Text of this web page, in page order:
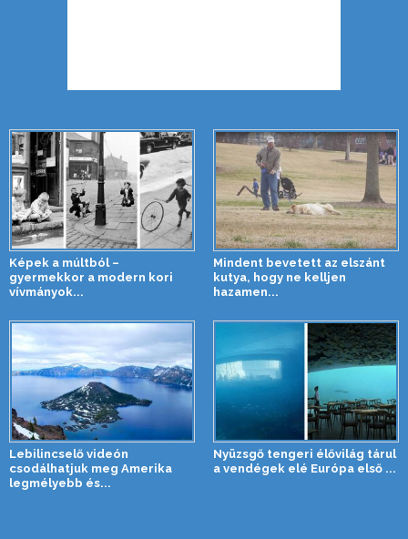
Képek a múltból –
gyermekkor a modern kori
vívmányok...
Mindent bevetett az elszánt
kutya, hogy ne kelljen
hazamen...
Lebilincselő videón
csodálhatjuk meg Amerika
legmélyebb és...
Nyüzsgő tengeri élővilág tárul
a vendégek elé Európa első ...